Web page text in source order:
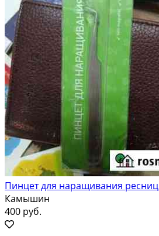
Пинцет для наращивания ресниц
Камышин
400 руб.